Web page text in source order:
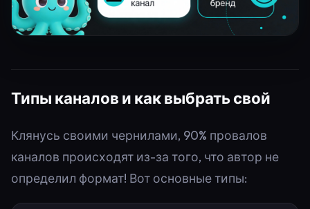
Типы каналов и как выбрать свой
Клянусь своими чернилами, 90% провалов
каналов происходят из-за того, что автор не
определил формат! Вот основные типы: